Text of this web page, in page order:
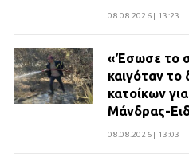
08.08.2026 | 13:23
«Έσωσε το
καιγόταν το
κατοίκων
Μάνδρας-
08.08.2026 | 13:03